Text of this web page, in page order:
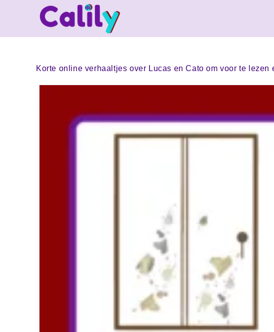
Korte online verhaaltjes over Lucas en Cato om voor te